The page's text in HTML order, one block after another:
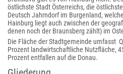
östlichste Stadt Österreichs, die
Deutsch Jahrndorf im Burgenland,
Hainburg liegt auch zwischen der
denen noch der Braunsberg zählt) im
Die Fläche der Stadtgemeinde umfasst
Prozent landwirtschaftliche Nutzfläche,
Prozent entfallen auf die Donau.